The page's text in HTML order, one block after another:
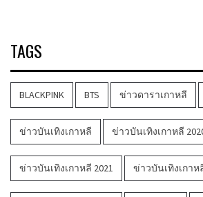
TAGS
BLACKPINK BTS ข่าวดาราเกาหลี
ข่าวบันเทิงเกาหลี ข่าวบันเทิงเกาหลี
ข่าวบันเทิงเกาหลี 2021 ข่าวบันเทิงเกาห